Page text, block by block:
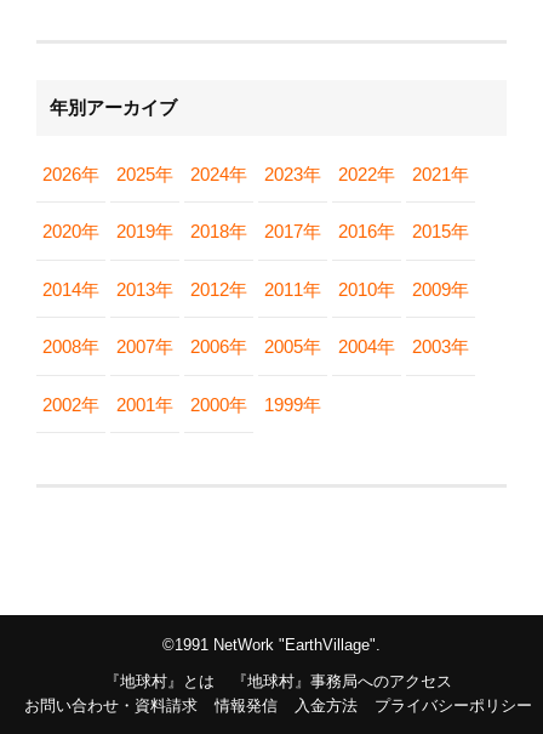
年別アーカイブ
2026年 2025年 2024年 2023年 2022年 2021年
2020年 2019年 2018年 2017年 2016年 2015年
2014年 2013年 2012年 2011年 2010年 2009年
2008年 2007年 2006年 2005年 2004年 2003年
2002年 2001年 2000年 1999年
©1991 NetWork "EarthVillage".
『地球村』とは
『地球村』事務局へのアクセス
お問い合わせ・資料請求
情報発信 入金方法 プライバシーポリシー